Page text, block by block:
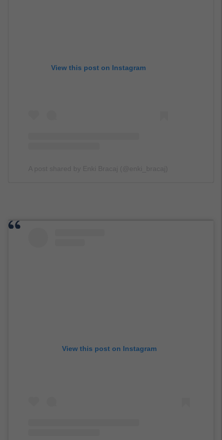
View this post on Instagram
View this post on Instagram